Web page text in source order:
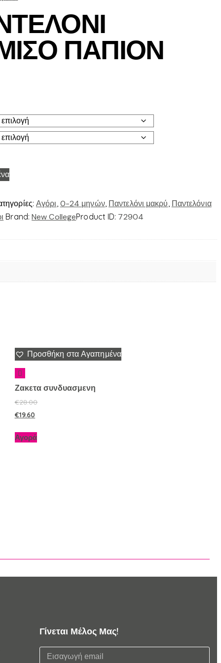
ΠΑΠΙΟΝ
Αγόρι 0-24 μηνών, Παντελόνι μακρύ Παντελόνια
Brand:New CollegeProduct ID: 72904
Προσθήκη στα Αγαπημένα
Ζακετα συνδυασμενη
€28.00
€19.60
Αγορά
Γίνεται Μέλος Μας!